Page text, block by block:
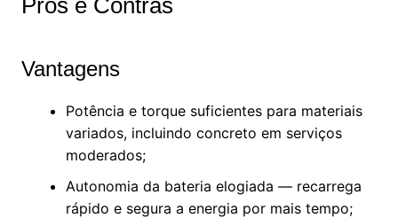
Prós e Contras
Vantagens
Potência e torque suficientes para materiais
variados, incluindo concreto em serviços
moderados;
Autonomia da bateria elogiada — recarrega
rápido e segura a energia por mais tempo;